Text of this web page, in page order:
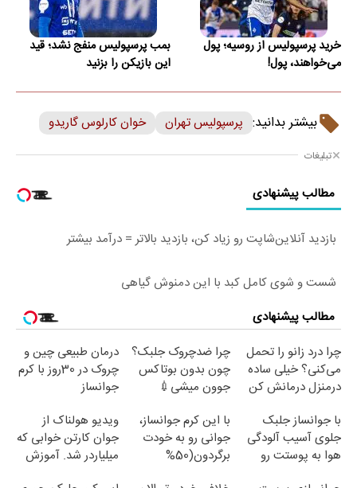
خرید پرسپولیس از روسیه؛ پول
می‌خواهند، پول!
بمب پرسپولیس منفج نشد؛ قید
این بازیکن را بزنید
بیشتر بدانید: پرسپولیس تهران خوان کارلوس گاریدو
تبلیغات
مطالب پیشنهادی
بازدید آنلاین‌شاپت رو زیاد کن، بازدید بالاتر = درآمد بیشتر
شست و شوی کامل کبد با این دمنوش گیاهی
مطالب پیشنهادی
چرا درد زانو را تحمل
می‌کنی؟ خیلی ساده
درمنزل درمانش کن
چرا ضدچروک جلبک؟
چون بدون بوتاکس
جوون میشی💉
درمان طبیعی چین و
چروک در 30روز با کرم
جوانساز
با جوانساز جلبک
جلوی آسیب آلودگی
هوا به پوستت رو
با این کرم جوانساز،
جوانی رو به خودت
برگردون(50%
ویدیو هولناک از
جوان کارتن خوابی که
میلیاردر شد. آموزش